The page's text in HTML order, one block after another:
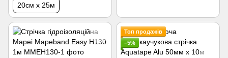
20см х 25м
Топ продажів
−5%